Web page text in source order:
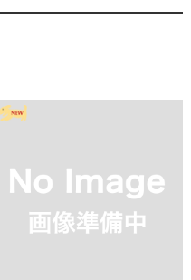
ャムシリーズ 近日販売開
香りと濃厚な甘みをもつ完熟
め、商品は順次のご案内とな
場合がございますが、旬の味
ィチュール→もも
ーズヒップのコンポートがで